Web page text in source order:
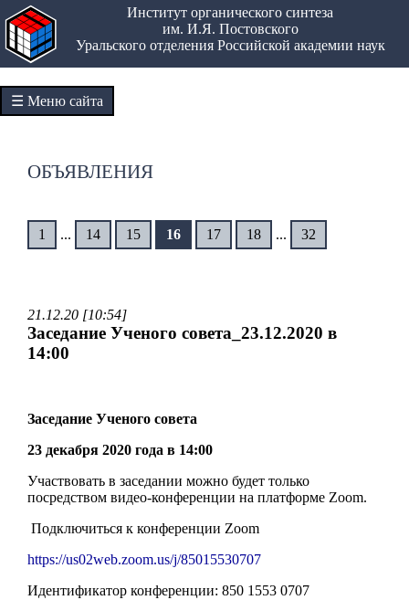
Институт органического синтеза
им. И.Я. Постовского
Уральского отделения Российской академии наук
☰ Меню сайта
ОБЪЯВЛЕНИЯ
1 ... 14 15 16 17 18 ... 32
21.12.20 [10:54]
Заседание Ученого совета_23.12.2020 в
14:00
Заседание Ученого совета
23 декабря 2020 года в 14:00
Участвовать в заседании можно будет только
посредством видео-конференции на платформе Zoom.
Подключиться к конференции Zoom
https://us02web.zoom.us/j/85015530707
Идентификатор конференции: 850 1553 0707